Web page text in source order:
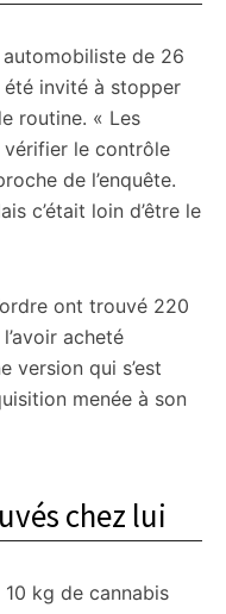
de 26
invité à stopper
routine. « Les
le contrôle
de l’enquête.
c’était loin d’être le
ont trouvé 220
acheté
version qui s’est
menée à son
chez lui
kg de cannabis